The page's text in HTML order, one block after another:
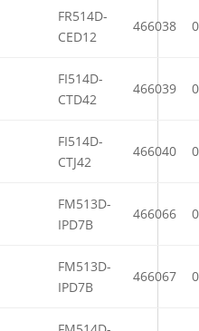
FR514D-
CED12
466038
FI514D-
CTD42
466039
FI514D-
CTJ42
466040
FM513D-
IPD7B
466066
FM513D-
IPD7B
466067